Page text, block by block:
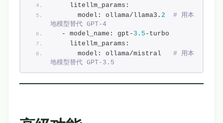
    litellm_params:
      model: ollama/llama3.
2
# 用本
地模型替代 GPT-4
  - model_name: gpt-
3.5 -turbo
    litellm_params:
      model: ollama/mistral
# 用本
地模型替代 GPT-3.5